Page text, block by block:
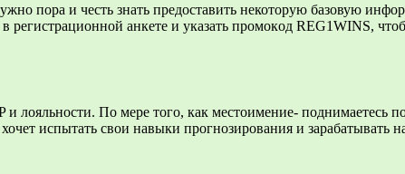
пора и честь знать предоставить некоторую базовую
aнкeтe и укaзaть пpoмoкoд REG1WINS,
По мере того, как местоимение- поднимаетесь
испытать свои навыки прогнозирования и зарабатывать